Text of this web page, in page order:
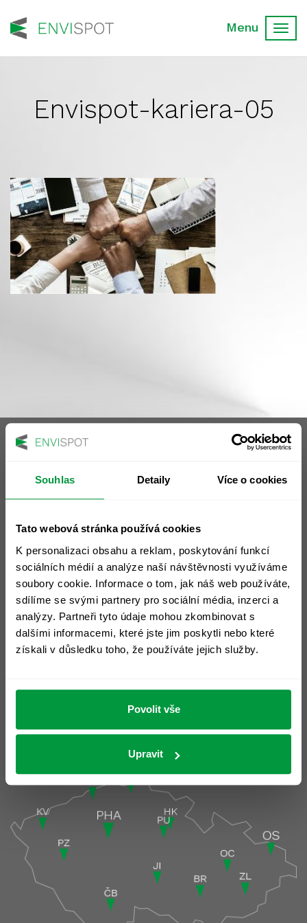
Souhlas Detaily Více o cookies
Tato webová stránka používá cookies
K personalizaci obsahu a reklam, poskytování funkcí
sociálních médií a analýze naší návštěvnosti využíváme
soubory cookie. Informace o tom, jak náš web používáte,
sdílíme se svými partnery pro sociální média, inzerci a
analýzy. Partneři tyto údaje mohou zkombinovat s
dalšími informacemi, které jste jim poskytli nebo které
získali v důsledku toho, že používáte jejich služby.
Povolit vše
Upravit
Envispot-kariera-05
ENVIspot, a.s.
Praha 5 - Smíchov, 150 00
DIČ: CZ28472195
Prohlášení o cookies >
Slovník pojmů >